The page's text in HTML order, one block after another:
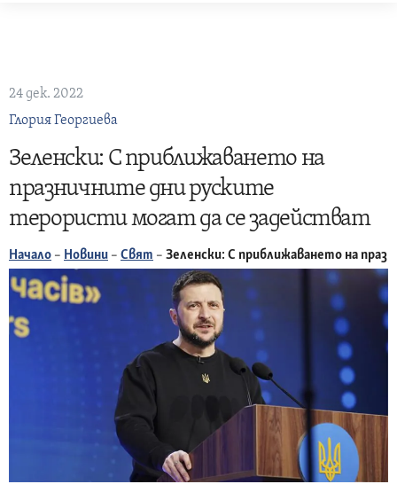
24 дек. 2022
Глория Георгиева
Зеленски: С приближаването на
празничните дни руските
терористи могат да се задействат
Начало – Новини – Свят – Зеленски: С приближаването на